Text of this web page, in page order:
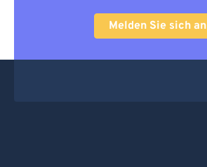
Melden Sie sich an